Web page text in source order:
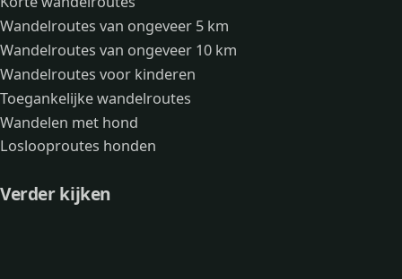
Wandelroutes van ongeveer 5 km
Wandelroutes van ongeveer 10 km
Wandelroutes voor kinderen
Toegankelijke wandelroutes
Wandelen met hond
Loslooproutes honden
Verder kijken